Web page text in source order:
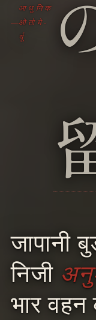
आधुनिक
ओतोमे-
र्यू
जापानी
निजी
भार